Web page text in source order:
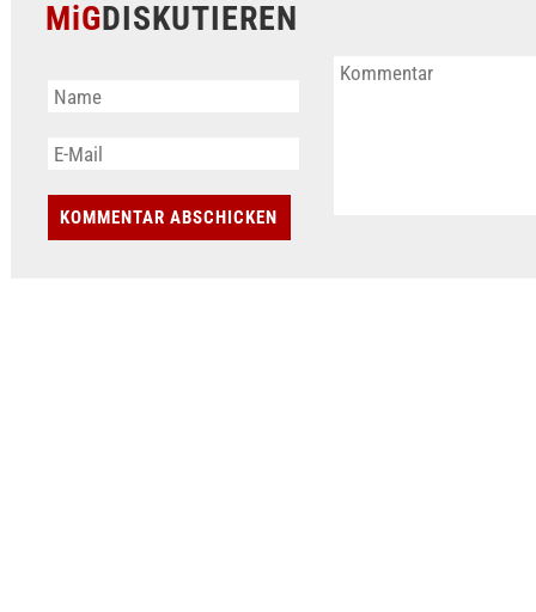
MiGDISKUTIEREN